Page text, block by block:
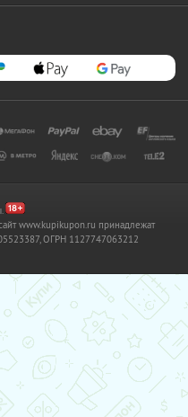
www.kupikupon.ru принадлежат
ОГРН 1127747063212